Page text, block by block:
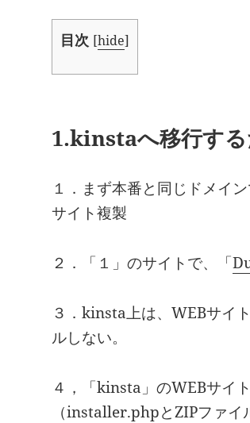
目次 [hide]
1.kinstaへ移行する
１．まず本番と同じドメイ
サイト複製
２．「１」のサイトで、「
３．kinsta上は、WEBサイ
ルしない。
４，「kinsta」のWEBサイ
（installer.phpとZIPファイ